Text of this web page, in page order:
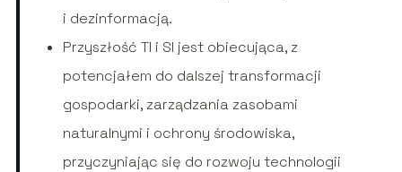
i dezinformacją.
Przyszłość TI i SI jest obiecująca, z
potencjałem do dalszej transformacji
gospodarki, zarządzania zasobami
naturalnymi i ochrony środowiska,
przyczyniając się do rozwoju technologii